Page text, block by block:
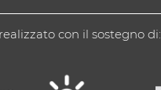
con il sostegno di: